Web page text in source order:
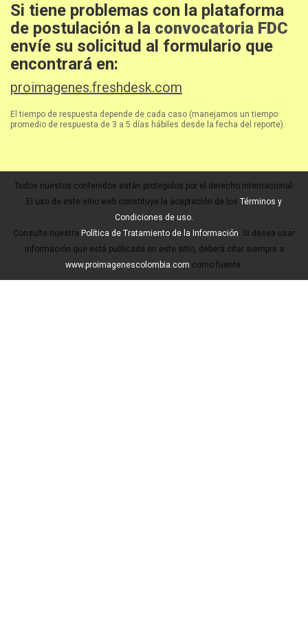
Si tiene problemas con la plataforma
de postulación a la convocatoria FDC
envíe su solicitud al formulario que
encontrará en:
proimagenes.freshdesk.com
El tiempo de respuesta depende de cada caso (manejamos un tiempo
promedio de respuesta de 3 a 5 días hábiles desde la fecha del reporte).
Todos nuestos contenidos están protegidos por el derecho internacional.
El uso de este sitio web constituye la aceptación de los Términos y
Condiciones de uso.
Consulte nuestra Política de Tratamiento de la Información. Si desea usar
información que está publicada en este sitio, deberá citar siempre a
www.proimagenescolombia.com como fuente.